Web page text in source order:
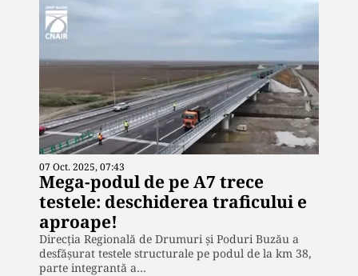
07 Oct. 2025, 07:43
Mega-podul de pe A7 trece
testele: deschiderea traficului e
aproape!
Direcția Regională de Drumuri și Poduri Buzău a
desfășurat testele structurale pe podul de la km 38,
parte integrantă a…